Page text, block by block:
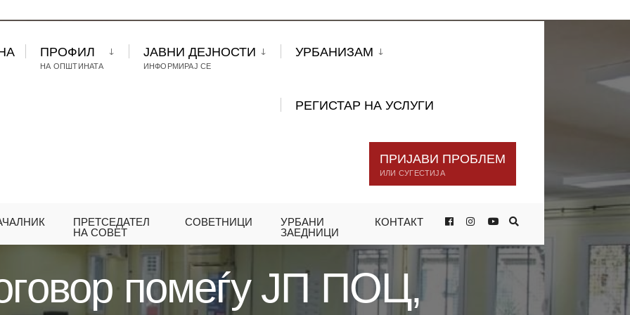
ПРОФИЛ
НА ОПШТИНАТА
ЈАВНИ ДЕЈНОСТИ
ИНФОРМИРАЈ СЕ
УРБАНИЗАМ
РЕГИСТАР НА УСЛУГИ
ПРИЈАВИ ПРОБЛЕМ
ИЛИ СУГЕСТИЈА
ПРЕТСЕДАТЕЛ
НА СОВЕТ
СОВЕТНИЦИ
УРБАНИ
ЗАЕДНИЦИ
КОНТАКТ
ДОГОВОР ПОМЕЃУ ЈП ПОЦ, ОПШТИНА ЦЕНТАР, СКОПСКИ ПАЗАР И ПАЗАРЏИИТЕ
помеѓу ЈП ПОЦ,